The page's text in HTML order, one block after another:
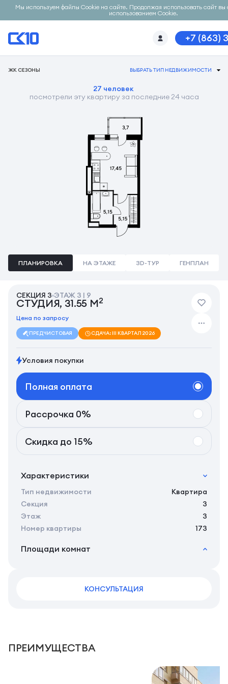
Мы используем файлы Cookie на сайте. Продолжая использовать сайт вы
использованием Cookie.
+7 (863)
ЖК СЕЗОНЫ ВЫБРАТЬ ТИП НЕДВИЖИМОСТИ
27 человек
посмотрели эту квартиру за последние 24 часа
ПЛАНИРОВКА НА ЭТАЖЕ 3D-ТУР ГЕНПЛАН
СЕКЦИЯ 3 ЭТАЖ 3 | 9
СТУДИЯ, 31.55 М2
Цена по запросу
ПРЕДЧИСТОВАЯ СДАЧА: III КВАРТАЛ 2026
Условия покупки
Полная оплата
Рассрочка 0%
Скидка до 15%
Характеристики
Тип недвижимости
Квартира
Секция
3
Этаж
3
Номер квартиры
173
Площади комнат
КОНСУЛЬТАЦИЯ
ПРЕИМУЩЕСТВА